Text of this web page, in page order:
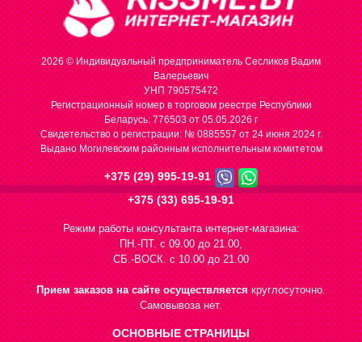
2026 © Индивидуальный предприниматель Сесликов Вадим
Валерьевич
УНП 790575472
Регистрационный номер в торговом реестре Республики
Беларусь: 776503 от 05.05.2026 г
Cвидетельство о регистрации: № 0885557 от 24 июня 2024 г.
Выдано Могилевским районным исполнительным комитетом
+375 (29) 995-19-91
+375 (33) 695-19-91
Режим работы консультанта интернет-магазина:
ПН.-ПТ. с 09.00 до 21.00,
СБ.-ВОСК. с 10.00 до 21.00
Прием заказов на сайте осуществляетсякруглосуточно.
Самовывоза нет.
ОСНОВНЫЕ СТРАНИЦЫ